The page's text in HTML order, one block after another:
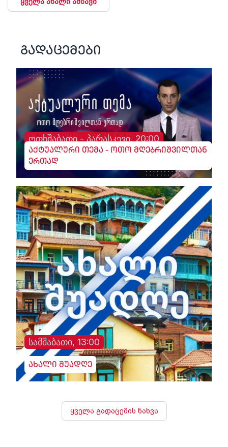
გადაცემები
ოთხშაბათი - პარასკევი, 20:00
აქტუალური თემა - ოთო მღებრიშვილთან
ერთად
სამშაბათი, 13:00
ახალი შუადღე
ყველა გადაცემის ნახვა